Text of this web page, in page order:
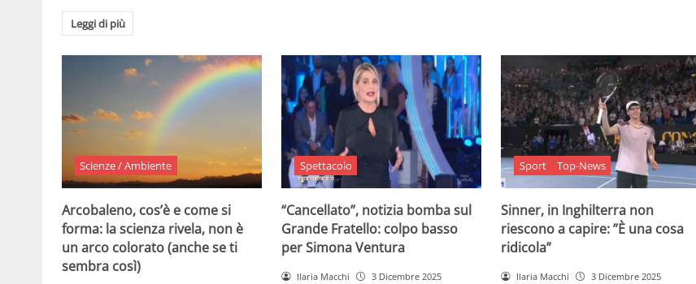
Leggi di più
Scienze / Ambiente
Arcobaleno, cos’è e come si
forma: la scienza rivela, non è
un arco colorato (anche se ti
sembra così)
Spettacolo
“Cancellato”, notizia bomba sul
Grande Fratello: colpo basso
per Simona Ventura
Ilaria Macchi 3 Dicembre 2025
Sport Top-News
Sinner, in Inghilterra non
riescono a capire: ”È una cosa
ridicola”
Ilaria Macchi 3 Dicembre 2025